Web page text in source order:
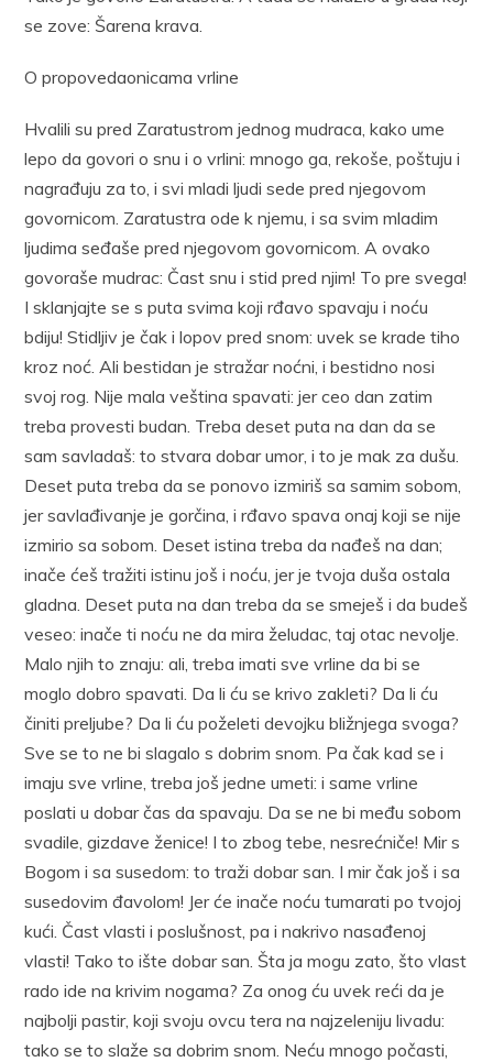
se zove: Šarena krava.
O propovedaonicama vrline
Hvalili su pred Zaratustrom jednog mudraca, kako ume
lepo da govori o snu i o vrlini: mnogo ga, rekoše, poštuju i
nagrađuju za to, i svi mladi ljudi sede pred njegovom
govornicom. Zaratustra ode k njemu, i sa svim mladim
ljudima seđaše pred njegovom govornicom. A ovako
govoraše mudrac: Čast snu i stid pred njim! To pre svega!
I sklanjajte se s puta svima koji rđavo spavaju i noću
bdiju! Stidljiv je čak i lopov pred snom: uvek se krade tiho
kroz noć. Ali bestidan je stražar noćni, i bestidno nosi
svoj rog. Nije mala veština spavati: jer ceo dan zatim
treba provesti budan. Treba deset puta na dan da se
sam savladaš: to stvara dobar umor, i to je mak za dušu.
Deset puta treba da se ponovo izmiriš sa samim sobom,
jer savlađivanje je gorčina, i rđavo spava onaj koji se nije
izmirio sa sobom. Deset istina treba da nađeš na dan;
inače ćeš tražiti istinu još i noću, jer je tvoja duša ostala
gladna. Deset puta na dan treba da se smeješ i da budeš
veseo: inače ti noću ne da mira želudac, taj otac nevolje.
Malo njih to znaju: ali, treba imati sve vrline da bi se
moglo dobro spavati. Da li ću se krivo zakleti? Da li ću
činiti preljube? Da li ću poželeti devojku bližnjega svoga?
Sve se to ne bi slagalo s dobrim snom. Pa čak kad se i
imaju sve vrline, treba još jedne umeti: i same vrline
poslati u dobar čas da spavaju. Da se ne bi među sobom
svadile, gizdave ženice! I to zbog tebe, nesrećniče! Mir s
Bogom i sa susedom: to traži dobar san. I mir čak još i sa
susedovim đavolom! Jer će inače noću tumarati po tvojoj
kući. Čast vlasti i poslušnost, pa i nakrivo nasađenoj
vlasti! Tako to ište dobar san. Šta ja mogu zato, što vlast
rado ide na krivim nogama? Za onog ću uvek reći da je
najbolji pastir, koji svoju ovcu tera na najzeleniju livadu:
tako se to slaže sa dobrim snom. Neću mnogo počasti,